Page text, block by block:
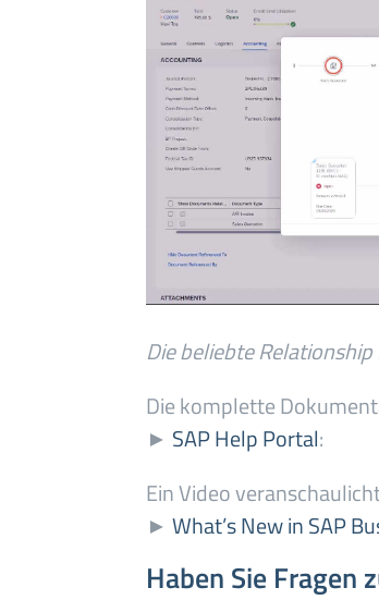
Die beliebte
Die komplette
► SAP Help Portal:
Ein Video
► What’s New in SAP
Haben Sie Fragen